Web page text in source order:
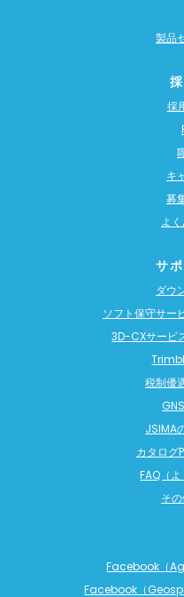
製品
採
キ
募
よ
サ
ダウ
ソフト保守サー
3D-CXサービ
税制優
JSIMA
カタログ
FAQ（よ
そ
Facebook（
Facebook（